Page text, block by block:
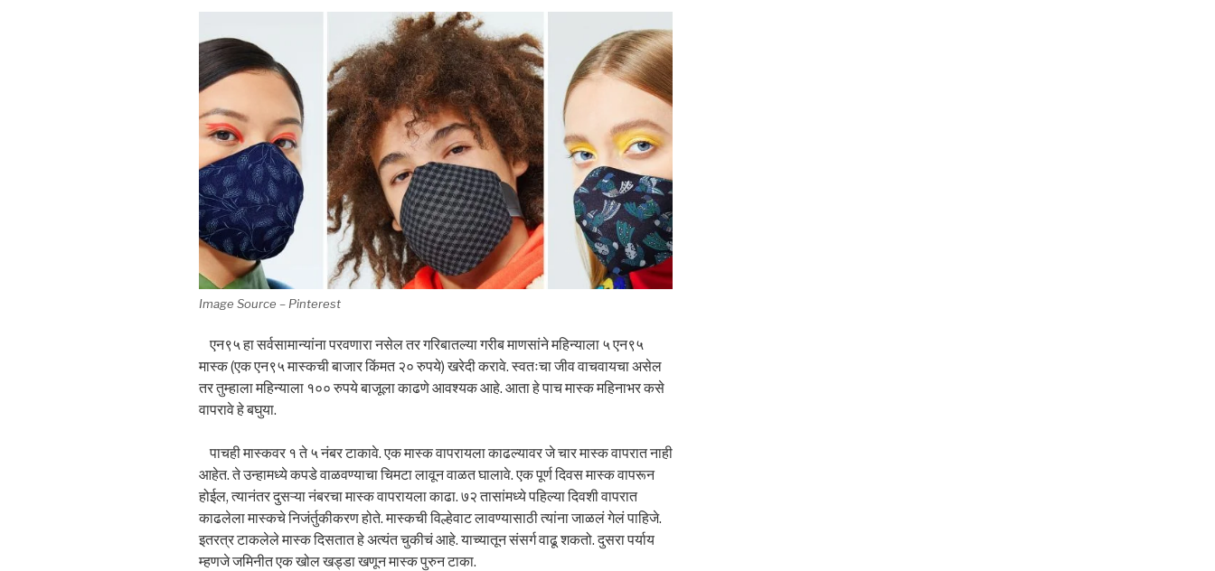
Image Source – Pinterest
एन९५ हा सर्वसामान्यांना परवणारा नसेल तर गरिबातल्या गरीब माणसांने महिन्याला ५ एन९५
मास्क (एक एन९५ मास्कची बाजार किंमत २० रुपये) खरेदी करावे. स्वतःचा जीव वाचवायचा असेल
तर तुम्हाला महिन्याला १०० रुपये बाजूला काढणे आवश्यक आहे. आता हे पाच मास्क महिनाभर कसे
वापरावे हे बघुया.
पाचही मास्कवर १ ते ५ नंबर टाकावे. एक मास्क वापरायला काढल्यावर जे चार मास्क वापरात नाही
आहेत. ते उन्हामध्ये कपडे वाळवण्याचा चिमटा लावून वाळत घालावे. एक पूर्ण दिवस मास्क वापरून
होईल, त्यानंतर दुसऱ्या नंबरचा मास्क वापरायला काढा. ७२ तासांमध्ये पहिल्या दिवशी वापरात
काढलेला मास्कचे निजंर्तुकीकरण होते. मास्कची विल्हेवाट लावण्यासाठी त्यांना जाळलं गेलं पाहिजे.
इतरत्र टाकलेले मास्क दिसतात हे अत्यंत चुकीचं आहे. याच्यातून संसर्ग वाढू शकतो. दुसरा पर्याय
म्हणजे जमिनीत एक खोल खड्डा खणून मास्क पुरुन टाका.